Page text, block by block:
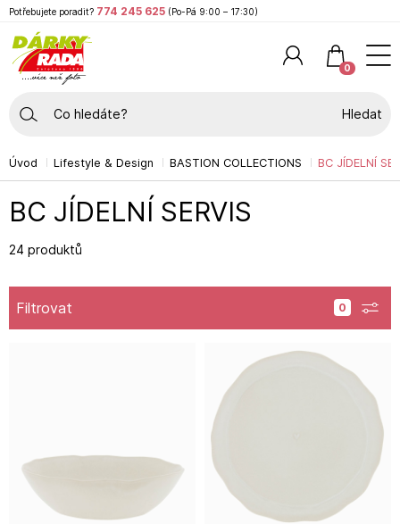
Úvod Lifestyle & Design BASTION COLLECTIONS BC JÍDELNÍ
BC JÍDELNÍ SERVIS
24 produktů
Filtrovat
Potřebujete poradit? 774 245 625 (Po-Pá 9:00 – 17:30)
0
Hledat